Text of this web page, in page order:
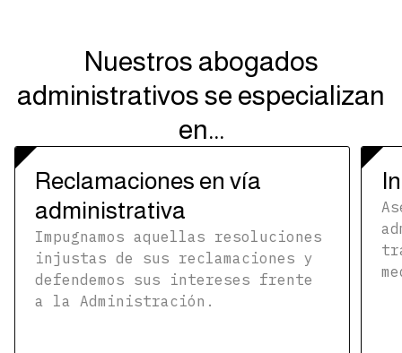
Nuestros abogados
administrativos se especializan
en...
Reclamaciones en vía
administrativa
Impugnamos aquellas resoluciones
injustas de sus reclamaciones y
defendemos sus intereses frente
a la Administración.